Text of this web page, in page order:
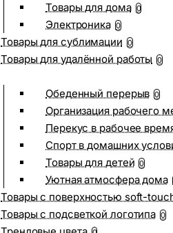
Товары для дома 0
Электроника 0
Товары для сублимации 0
Товары для удалённой работы 0
Обеденный перерыв 0
Организация рабочего
Перекус в рабочее
Спорт в домашних
Товары для детей 0
Уютная атмосфера дома
Товары с поверхностью soft-
Товары с подсветкой логотипа 0